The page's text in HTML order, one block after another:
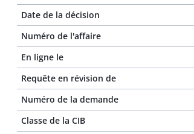
Date de la décision
Numéro de l'affaire
En ligne le
Requête en révision de
Numéro de la demande
Classe de la CIB